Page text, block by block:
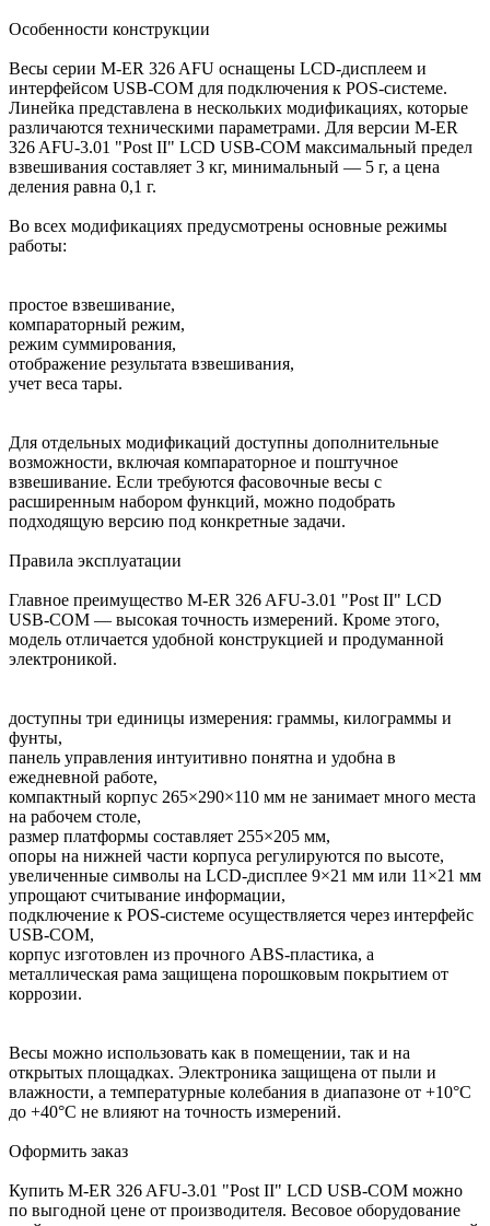
Особенности конструкции
Весы серии M-ER 326 AFU оснащены LCD-дисплеем и
интерфейсом USB-COM для подключения к POS-системе.
Линейка представлена в нескольких модификациях, которые
различаются техническими параметрами. Для версии M-ER
326 AFU-3.01 "Post II" LCD USB-COM максимальный предел
взвешивания составляет 3 кг, минимальный — 5 г, а цена
деления равна 0,1 г.
Во всех модификациях предусмотрены основные режимы
работы:
простое взвешивание,
компараторный режим,
режим суммирования,
отображение результата взвешивания,
учет веса тары.
Для отдельных модификаций доступны дополнительные
возможности, включая компараторное и поштучное
взвешивание. Если требуются фасовочные весы с
расширенным набором функций, можно подобрать
подходящую версию под конкретные задачи.
Правила эксплуатации
Главное преимущество M-ER 326 AFU-3.01 "Post II" LCD
USB-COM — высокая точность измерений. Кроме этого,
модель отличается удобной конструкцией и продуманной
электроникой.
доступны три единицы измерения: граммы, килограммы и
фунты,
панель управления интуитивно понятна и удобна в
ежедневной работе,
компактный корпус 265×290×110 мм не занимает много места
на рабочем столе,
размер платформы составляет 255×205 мм,
опоры на нижней части корпуса регулируются по высоте,
увеличенные символы на LCD-дисплее 9×21 мм или 11×21 мм
упрощают считывание информации,
подключение к POS-системе осуществляется через интерфейс
USB-COM,
корпус изготовлен из прочного ABS-пластика, а
металлическая рама защищена порошковым покрытием от
коррозии.
Весы можно использовать как в помещении, так и на
открытых площадках. Электроника защищена от пыли и
влажности, а температурные колебания в диапазоне от +10°C
до +40°C не влияют на точность измерений.
Оформить заказ
Купить M-ER 326 AFU-3.01 "Post II" LCD USB-COM можно
по выгодной цене от производителя. Весовое оборудование